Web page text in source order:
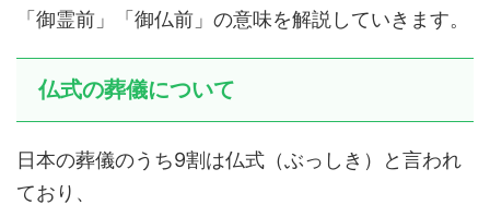
「御霊前」「御仏前」の意味を解説していきます。
仏式の葬儀について
日本の葬儀のうち9割は仏式（ぶっしき）と言われ
ており、